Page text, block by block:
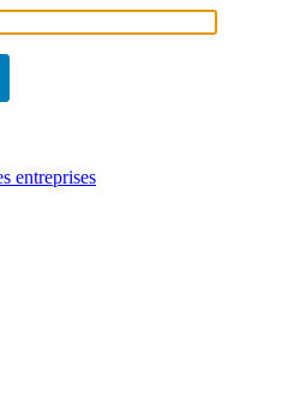
entreprises